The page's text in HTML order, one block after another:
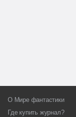
О Мире фантастики
Где купить журнал?